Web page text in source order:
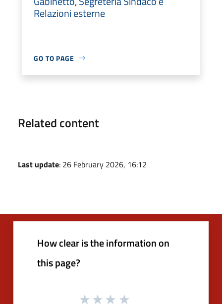
Relazioni esterne
GO TO PAGE
Related content
Last update: 26 February 2026, 16:12
How clear is the information on
this page?